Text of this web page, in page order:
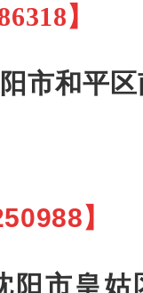
】
市和平
】
阳市皇